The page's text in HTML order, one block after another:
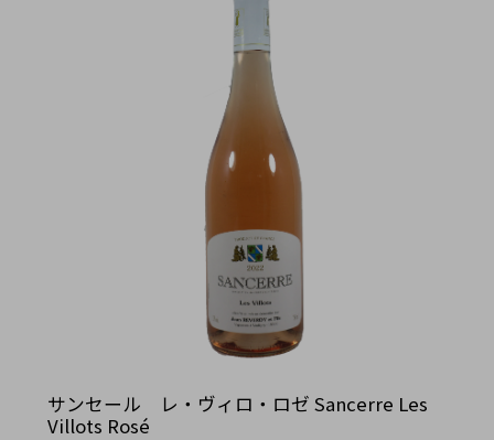
サンセール レ・ヴィロ・ロゼ Sancerre Les
Villots Rosé